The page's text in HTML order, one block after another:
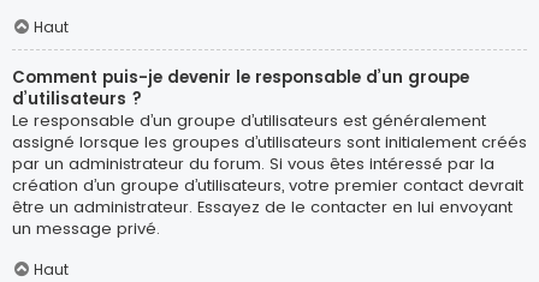
Haut
Comment puis-je devenir le responsable d’un groupe
d’utilisateurs ?
Le responsable d’un groupe d’utilisateurs est généralement
assigné lorsque les groupes d’utilisateurs sont initialement créés
par un administrateur du forum. Si vous êtes intéressé par la
création d’un groupe d’utilisateurs, votre premier contact devrait
être un administrateur. Essayez de le contacter en lui envoyant
un message privé.
Haut